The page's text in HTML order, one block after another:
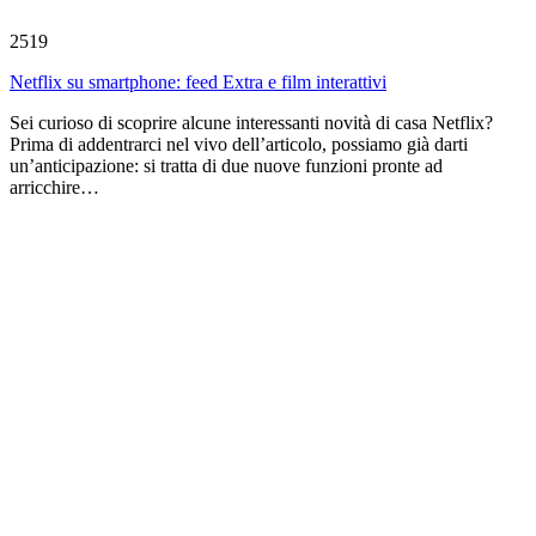
2519
Netflix su smartphone: feed Extra e film interattivi
Sei curioso di scoprire alcune interessanti novità di casa Netflix?
Prima di addentrarci nel vivo dell’articolo, possiamo già darti
un’anticipazione: si tratta di due nuove funzioni pronte ad
arricchire…